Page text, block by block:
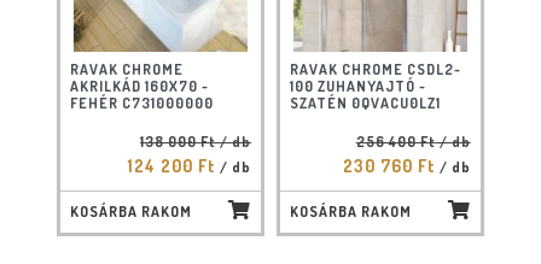
RAVAK CHROME
AKRILKÁD 160X70 -
FEHÉR C731000000
138 000 Ft/ db
124 200 Ft / db
KOSÁRBA RAKOM
RAVAK CHROME CSDL2-
100 ZUHANYAJTÓ -
SZATÉN 0QVACU0LZ1
256 400 Ft/ db
230 760 Ft / db
KOSÁRBA RAKOM